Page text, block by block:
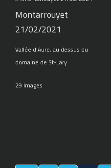
Montarrouyet
21/02/2021
Vallée d'Aure, au dessus du
domaine de St-Lary
29 Images